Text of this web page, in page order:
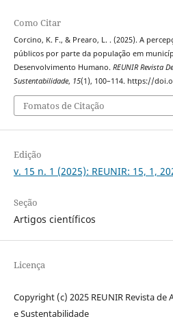
Como Citar
Corcino, K. F., & Prearo, L. . (2025). A
públicos por parte da população em
Desenvolvimento Humano. REUNIR Revista
Sustentabilidade, 15(1), 100–114. https://
Fomatos de Citação
Edição
v. 15 n. 1 (2025): REUNIR: 15, 1,
Seção
Artigos científicos
Licença
Copyright (c) 2025 REUNIR Revista
e Sustentabilidade